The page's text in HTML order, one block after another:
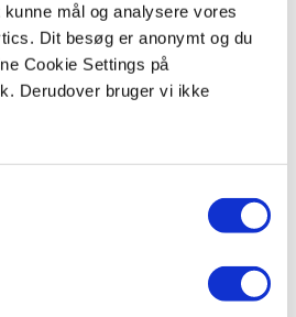
mål og analysere vores
Dit besøg er anonymt og du
Cookie Settings på
Derudover bruger vi ikke
og landbrugsmæssige
øget verdens
og har vist, at
overvinde de
være relevante igen.
kombineret med
har ført til